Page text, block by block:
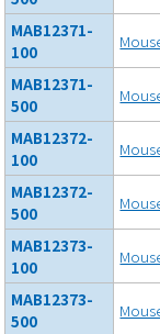
MAB12371-
100
MAB12371-
500
MAB12372-
100
MAB12372-
500
MAB12373-
100
MAB12373-
500